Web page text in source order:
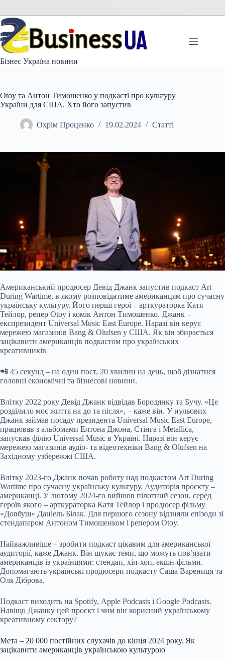
вмісту
Бізнес Україна новини
Otoy та Антон Тимошенко у подкасті про культуру
України для США. Хто його запустив
Охрім Проценко 19.02.2024 Статті
Американський продюсер Девід Джанк запустив подкаст Art
During Wartime, в якому розповідатиме американцям про сучасну
українську культуру. Його перші герої – арткураторка Катя
Тейлор, репер Otoy і комік Антон Тимошенко. Джанк –
експрезидент Universal Music East Europe. Наразі він керує
мережею магазинів Bang & Olufsen у США. Як він збирається
зацікавити американців подкастом про українських
креативників
📲 45 секунд – на один пост, 20 хвилин на день, щоб дізнатися
головні економічні та бізнесові новини.
Влітку 2022 року Девід Джанк відвідав Бородянку та Бучу. «Це
розділило моє життя на до та після», – каже він. У нульових
Джанк займав посаду президента Universal Music East Europe,
працював з альбомами Елтона Джона, Стінга і Metallica,
запускав філію Universal Music в Україні. Наразі він керує
мережею магазинів аудіо- та відеотехніки Bang & Olufsen на
Західному узбережжі США.
Влітку 2023-го Джанк почав роботу над подкастом Art During
Wartime про сучасну українську культуру. Аудиторія проєкту –
американці. У лютому 2024-го вийшов пілотний сезон, серед
героїв якого – арткураторка Катя Тейлор і продюсер фільму
«Довбуш» Даніель Білак. Для першого сезону відзняли епізоди зі
стендапером Антоном Тимошенком і репером Otoy.
Найважливіше – зробити подкаст цікавим для американської
аудиторії, каже Джанк. Він шукає теми, що можуть пов’язати
американців із українцями: стендап, хіп-хоп, екшн-фільми.
Допомагають українські продюсери подкасту Саша Варениця та
Оля Діброва.
Подкаст виходить на Spotify, Apple Podcasts і Google Podcasts.
Навіщо Джанку цей проєкт і чим він корисний українському
креативному сектору?
Мета – 20 000 постійних слухачів до кінця 2024 року. Як
зацікавити американців українською культурою